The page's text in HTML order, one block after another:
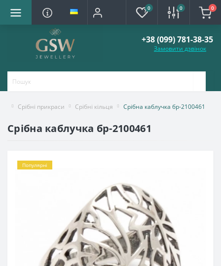
0 0 0
+38 (099) 781-38-35
Замовити дзвінок
Срібні прикраси Срібні кільця Срібна каблучка бр-2100461
Срібна каблучка бр-2100461
Популярні